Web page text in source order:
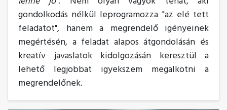
gondolkodás nélkül leprogramozza "az elé tett
feladatot", hanem a megrendelő igényeinek
megértésén, a feladat alapos átgondolásán és
kreatív javaslatok kidolgozásán keresztül a
lehető legjobbat igyekszem megalkotni a
megrendelőnek.